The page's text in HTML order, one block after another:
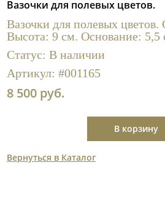
Полезные ссылки
Вазочки для полевых цветов.
Вазочки для полевых цветов.
Высота: 9 см. Основание: 5,5
Статус:В наличии
Артикул:#001165
8 500 руб.
В корзину
Вернуться в Каталог